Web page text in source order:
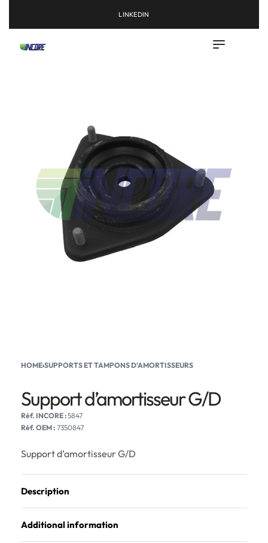
LINKEDIN
HOME›SUPPORTS ET TAMPONS D'AMORTISSEURS
Support d’amortisseur G/D
5847
Réf. OEM : 7350847
Support d’amortisseur G/D
Description
Additional information